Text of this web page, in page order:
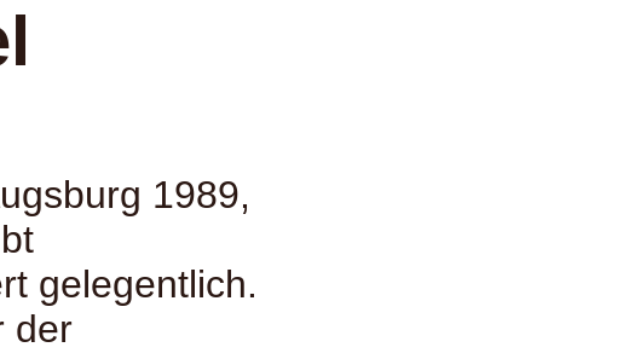
1989,
gelegentlich.
der